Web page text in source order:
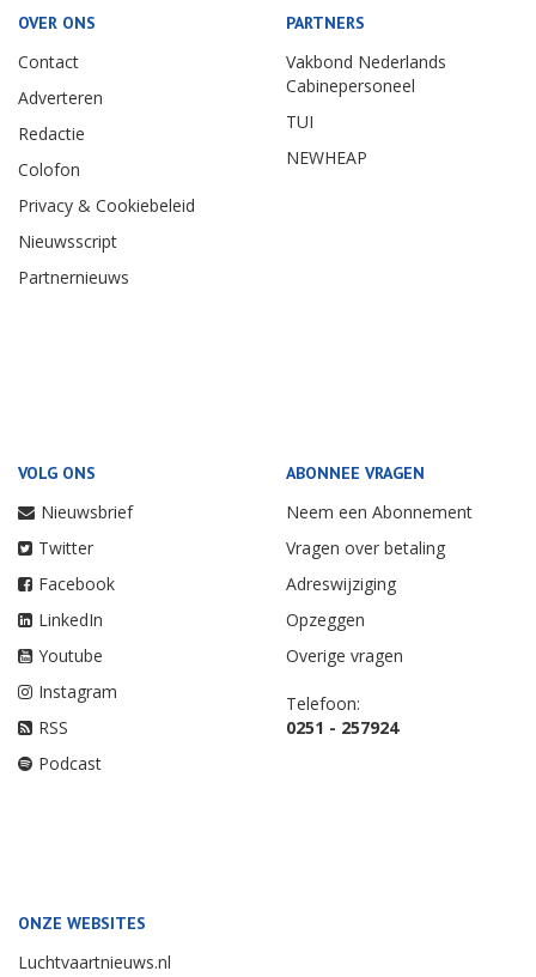
OVER ONS
Contact
Adverteren
Redactie
Colofon
Privacy & Cookiebeleid
Nieuwsscript
Partnernieuws
PARTNERS
Vakbond Nederlands
Cabinepersoneel
TUI
NEWHEAP
VOLG ONS
Nieuwsbrief
Twitter
Facebook
LinkedIn
Youtube
Instagram
RSS
Podcast
ABONNEE VRAGEN
Neem een Abonnement
Vragen over betaling
Adreswijziging
Opzeggen
Overige vragen
Telefoon:
0251 - 257924
ONZE WEBSITES
Luchtvaartnieuws.nl